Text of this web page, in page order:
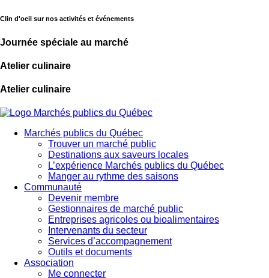
Clin d'oeil sur nos activités et événements
Journée spéciale au marché
Atelier culinaire
Atelier culinaire
Marchés publics du Québec
Trouver un marché public
Destinations aux saveurs locales
L’expérience Marchés publics du Québec
Manger au rythme des saisons
Communauté
Devenir membre
Gestionnaires de marché public
Entreprises agricoles ou bioalimentaires
Intervenants du secteur
Services d’accompagnement
Outils et documents
Association
Me connecter